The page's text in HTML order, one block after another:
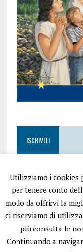
ISCRIVITI
Utilizziamo i cookies
per tenere conto
modo da offrirvi la
ci riserviamo di
più consulta le
Continuando a